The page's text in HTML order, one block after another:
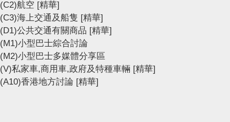
(C2)航空 [精華]
(C3)海上交通及船隻 [精華]
(D1)公共交通有關商品 [精華]
(M1)小型巴士綜合討論
(M2)小型巴士多媒體分享區
(V)私家車,商用車,政府及特種車輛 [精華]
(A10)香港地方討論 [精華]